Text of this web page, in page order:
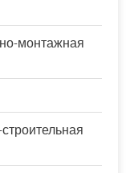
монтажная